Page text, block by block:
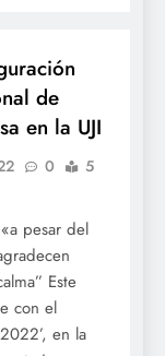
de
en la UJI
0
5
pesar del
Este
con el
en la